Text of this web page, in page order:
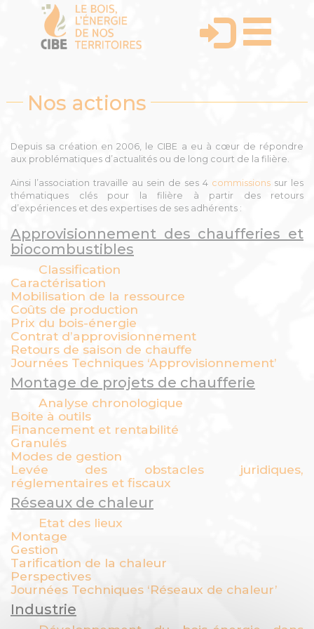
Nos actions
Depuis sa création en 2006, le CIBE a eu à cœur de répondre
aux problématiques d’actualités ou de long court de la filière.
Ainsi l’association travaille au sein de ses 4 commissions sur les
thématiques clés pour la filière à partir des retours
d’expériences et des expertises de ses adhérents :
Approvisionnement des chaufferies et
biocombustibles
Classification
Caractérisation
Mobilisation de la ressource
Coûts de production
Prix du bois-énergie
Contrat d’approvisionnement
Retours de saison de chauffe
Journées Techniques ‘Approvisionnement’
Montage de projets de chaufferie
Analyse chronologique
Boite à outils
Financement et rentabilité
Granulés
Modes de gestion
Levée des obstacles juridiques,
réglementaires et fiscaux
Réseaux de chaleur
Etat des lieux
Montage
Gestion
Tarification de la chaleur
Perspectives
Journées Techniques ‘Réseaux de chaleur’
Industrie